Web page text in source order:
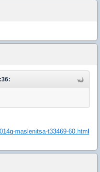
maslenitsa-t33469-60.html